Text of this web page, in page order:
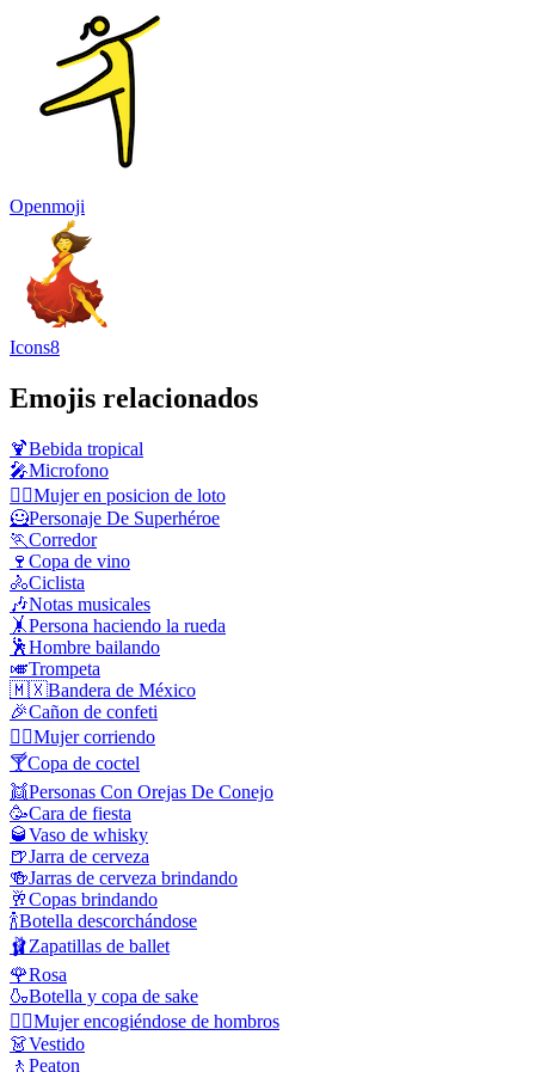
Openmoji
Icons8
Emojis relacionados
🍹Bebida tropical
🎤Microfono
🧘‍♀️Mujer en posicion de loto
🦸Personaje De Superhéroe
🏃Corredor
🍷 Copa de vino
🚴Ciclista
🎶Notas musicales
🤸Persona haciendo la rueda
🕺Hombre bailando
🎺Trompeta
🇲🇽Bandera de México
🎉Cañon de confeti
🏃‍♀️Mujer corriendo
🍸Copa de coctel
👯Personas Con Orejas De Conejo
🥳Cara de fiesta
🥃Vaso de whisky
🍺Jarra de cerveza
🍻Jarras de cerveza brindando
🥂Copas brindando
🍾Botella descorchándose
🩰Zapatillas de ballet
🌹Rosa
🍶Botella y copa de sake
🤷‍♀️Mujer encogiéndose de hombros
👗Vestido
🚶 Peaton